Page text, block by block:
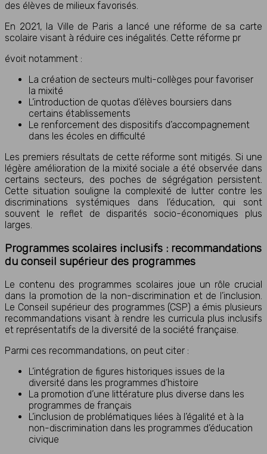
des élèves de milieux favorisés.
En 2021, la Ville de Paris a lancé une réforme de sa carte
scolaire visant à réduire ces inégalités. Cette réforme pr
évoit notamment :
La création de secteurs multi-collèges pour favoriser
la mixité
L’introduction de quotas d’élèves boursiers dans
certains établissements
Le renforcement des dispositifs d’accompagnement
dans les écoles en difficulté
Les premiers résultats de cette réforme sont mitigés. Si une
légère amélioration de la mixité sociale a été observée dans
certains secteurs, des poches de ségrégation persistent.
Cette situation souligne la complexité de lutter contre les
discriminations systémiques dans l’éducation, qui sont
souvent le reflet de disparités socio-économiques plus
larges.
Programmes scolaires inclusifs : recommandations
du conseil supérieur des programmes
Le contenu des programmes scolaires joue un rôle crucial
dans la promotion de la non-discrimination et de l’inclusion.
Le Conseil supérieur des programmes (CSP) a émis plusieurs
recommandations visant à rendre les curricula plus inclusifs
et représentatifs de la diversité de la société française.
Parmi ces recommandations, on peut citer :
L’intégration de figures historiques issues de la
diversité dans les programmes d’histoire
La promotion d’une littérature plus diverse dans les
programmes de français
L’inclusion de problématiques liées à l’égalité et à la
non-discrimination dans les programmes d’éducation
civique